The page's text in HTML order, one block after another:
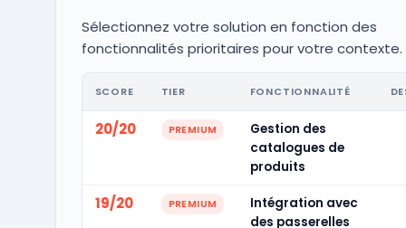
Sélectionnez votre solution en fonction des
fonctionnalités prioritaires pour votre contexte.
SCORE TIER FONCTIONNALITÉ
20/20 PREMIUM
Gestion des
catalogues de
produits
19/20 PREMIUM
Intégration avec
des passerelles